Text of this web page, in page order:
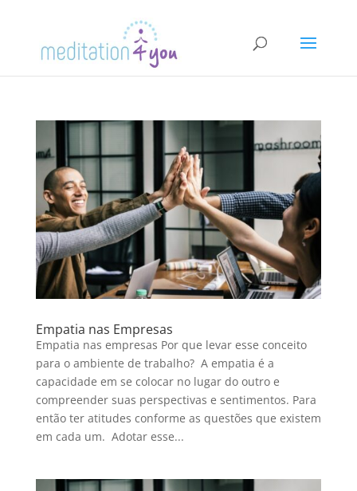
Empatia nas Empresas
Empatia nas empresas Por que levar esse conceito
para o ambiente de trabalho? A empatia é a
capacidade em se colocar no lugar do outro e
compreender suas perspectivas e sentimentos. Para
então ter atitudes conforme as questões que existem
em cada um. Adotar esse...